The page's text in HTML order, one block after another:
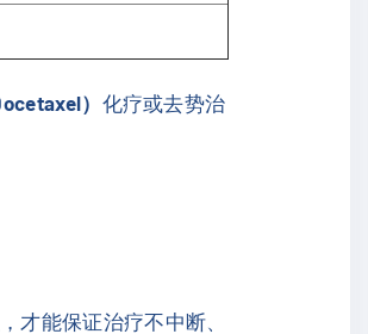
） 化疗或去势治
才能保证治疗不中断、